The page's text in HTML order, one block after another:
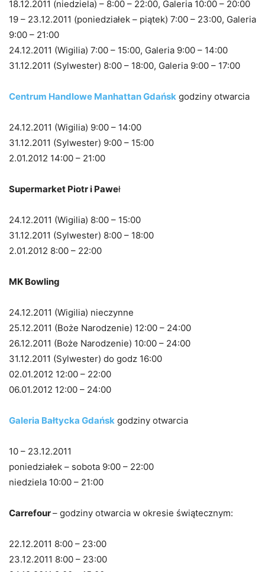
18.12.2011 (niedziela) – 8:00 – 22:00, Galeria 10:00 – 20:00
19 – 23.12.2011 (poniedziałek – piątek) 7:00 – 23:00, Galeria
9:00 – 21:00
24.12.2011 (Wigilia) 7:00 – 15:00, Galeria 9:00 – 14:00
31.12.2011 (Sylwester) 8:00 – 18:00, Galeria 9:00 – 17:00
Centrum Handlowe Manhattan Gdańsk godziny otwarcia
24.12.2011 (Wigilia) 9:00 – 14:00
31.12.2011 (Sylwester) 9:00 – 15:00
2.01.2012 14:00 – 21:00
Supermarket Piotr i Paweł
24.12.2011 (Wigilia) 8:00 – 15:00
31.12.2011 (Sylwester) 8:00 – 18:00
2.01.2012 8:00 – 22:00
MK Bowling
24.12.2011 (Wigilia) nieczynne
25.12.2011 (Boże Narodzenie) 12:00 – 24:00
26.12.2011 (Boże Narodzenie) 10:00 – 24:00
31.12.2011 (Sylwester) do godz 16:00
02.01.2012 12:00 – 22:00
06.01.2012 12:00 – 24:00
Galeria Bałtycka Gdańsk godziny otwarcia
10 – 23.12.2011
poniedziałek – sobota 9:00 – 22:00
niedziela 10:00 – 21:00
Carrefour– godziny otwarcia w okresie świątecznym:
22.12.2011 8:00 – 23:00
23.12.2011 8:00 – 23:00